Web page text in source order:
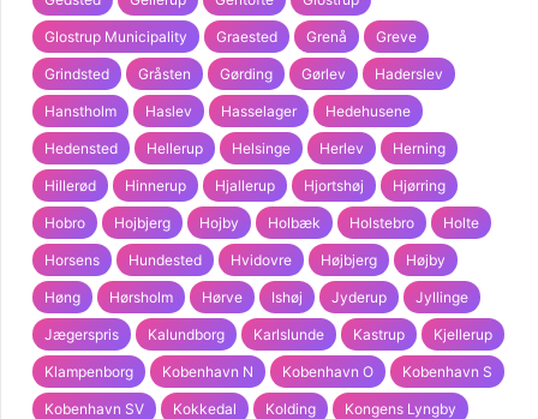
Glostrup Municipality Graested Grenå Greve
Grindsted Gråsten Gørding Gørlev Haderslev
Hanstholm Haslev Hasselager Hedehusene
Hedensted Hellerup Helsinge Herlev Herning
Hillerød Hinnerup Hjallerup Hjortshøj Hjørring
Hobro Hojbjerg Hojby Holbæk Holstebro Holte
Horsens Hundested Hvidovre Højbjerg Højby
Høng Hørsholm Hørve Ishøj Jyderup Jyllinge
Jægerspris Kalundborg Karlslunde Kastrup Kjellerup
Klampenborg Kobenhavn N Kobenhavn O Kobenhavn S
Kobenhavn SV Kokkedal Kolding Kongens Lyngby